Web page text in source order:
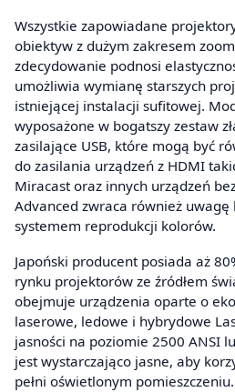
Wszystkie zapowiadane
obiektyw z dużym zakresem
zdecydowanie podnosi
umożliwia wymianę starszych
istniejącej instalacji sufitowej.
wyposażone w bogatszy zestaw
zasilające USB, które mogą być
do zasilania urządzeń z HDMI
Miracast oraz innych urządzeń
Advanced zwraca również
systemem reprodukcji kolorów.
Japoński producent posiada aż
rynku projektorów ze źródłem
obejmuje urządzenia oparte o
laserowe, ledowe i hybrydowe
jasności na poziomie 2500 ANSI
jest wystarczająco jasne, aby
pełni oświetlonym pomieszczeniu.